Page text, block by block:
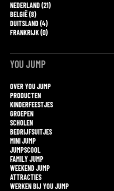
NEDERLAND (21)
BELGIË (8)
DUITSLAND (4)
FRANKRIJK (0)
YOU JUMP
OVER YOU JUMP
PRODUCTEN
KINDERFEESTJES
GROEPEN
SCHOLEN
BEDRIJFSUITJES
MINI JUMP
JUMPSCOOL
FAMILY JUMP
WEEKEND JUMP
ATTRACTIES
WERKEN BIJ YOU JUMP